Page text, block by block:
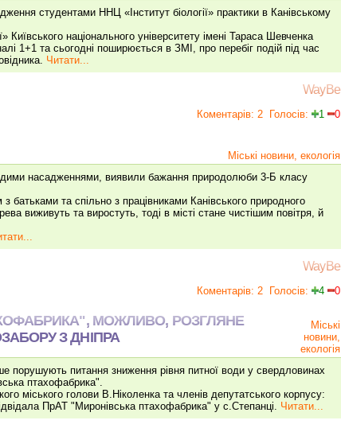
студентами ННЦ «Інститут біології» практики в Канівському
Київського національного університету імені Тараса Шевченка
1+1 та сьогодні поширюється в ЗМІ, про перебіг подій під час
Читати...
WayBe
Коментарів: 2 Голосів: 1 0
Міські новини, екологія
насадженнями, виявили бажання природолюби 3-Б класу
батьками та спільно з працівниками Канівського природного
виживуть та виростуть, тоді в місті стане чистішим повітря, й
WayBe
Коментарів: 2 Голосів: 4 0
МОЖЛИВО, РОЗГЛЯНЕ
З ДНІПРА
Міські
новини,
екологія
порушують питання зниження рівня питної води у свердловинах
птахофабрика".
міського голови В.Ніколенка та членів депутатського корпусу:
ПрАТ "Миронівська птахофабрика" у с.Степанці. Читати...